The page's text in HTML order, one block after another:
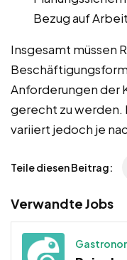
Bezug auf
Insgesamt müssen
Anforderungen der
gerecht zu werden.
variiert jedoch je
Teile diesen Beitrag:
Verwandte Jobs